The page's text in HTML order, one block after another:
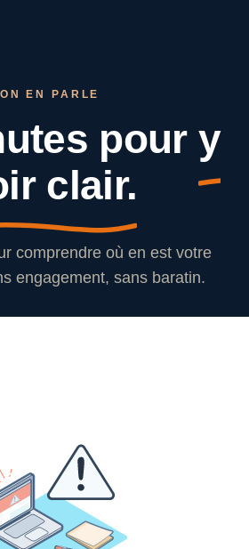
ON EN PARLE
pour y
clair.
comprendre où en est votre
engagement, sans baratin.